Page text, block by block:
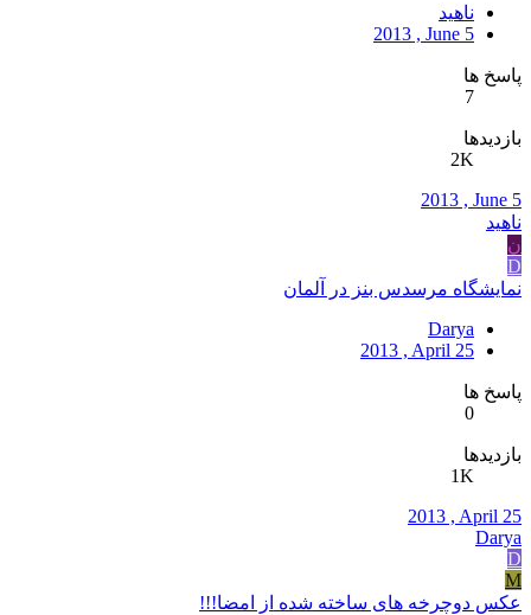
ناهید
2013 , June 5
پاسخ ها
7
بازدیدها
2K
2013 , June 5
ناهید
ن
D
نمایشگاه مرسدس بنز در آلمان
Darya
2013 , April 25
پاسخ ها
0
بازدیدها
1K
2013 , April 25
Darya
D
M
عکس دوچرخه های ساخته شده از امضا!!!